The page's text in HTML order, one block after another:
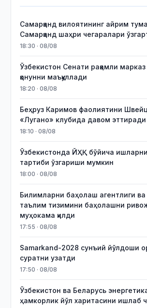
Самарқанд вилоятининг айрим
Самарқанд шаҳри чегаралари
18:30 · 08/08
Ўзбекистон Сенати рақамли марказ
қонунни маъқуллади
18:20 · 08/08
Беҳруз Каримов фаолиятини
«Лугано» клубида давом эттиради
18:10 · 08/08
Ўзбекистонда ЙҲҚ бўйича ишларни
тартиби ўзгариши мумкин
18:00 · 08/08
Билимларни баҳолаш агентлиги
таълим тизимини баҳолашни
муҳокама қилди
17:55 · 08/08
Samarkand-2028 сунъий йўлдоши
суратни узатди
17:50 · 08/08
Ўзбекистон ва Беларусь
ҳамкорлик йўл харитасини ишлаб